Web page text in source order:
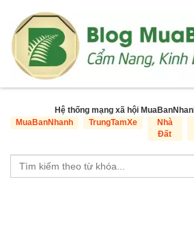
Hệ thống mạng xã hội
MuaBanNhanh
TrungTamXe
Nhà
Đất